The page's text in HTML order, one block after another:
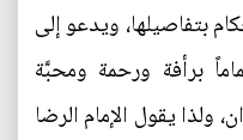
بتفاصيلها، ويدعو إلى
برأفة ورحمة ومحبَّة
ولذا يقول الإمام الرضا